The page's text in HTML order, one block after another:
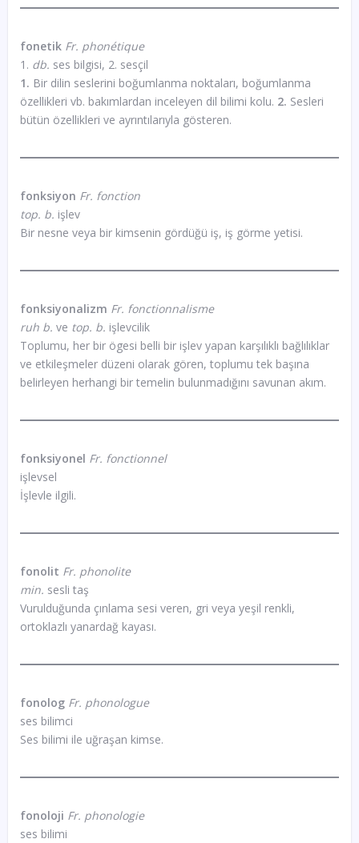
fonetikFr. phonétique
1. db. ses bilgisi, 2. sesçil
1. Bir dilin seslerini boğumlanma noktaları, boğumlanma
özellikleri vb. bakımlardan inceleyen dil bilimi kolu. 2. Sesleri
bütün özellikleri ve ayrıntılarıyla gösteren.
fonksiyon Fr. fonction
top. b. işlev
Bir nesne veya bir kimsenin gördüğü iş, iş görme yetisi.
fonksiyonalizm Fr. fonctionnalisme
ruh b. ve top. b. işlevcilik
Toplumu, her bir ögesi belli bir işlev yapan karşılıklı bağlılıklar
ve etkileşmeler düzeni olarak gören, toplumu tek başına
belirleyen herhangi bir temelin bulunmadığını savunan akım.
fonksiyonel Fr. fonctionnel
işlevsel
İşlevle ilgili.
fonolit Fr. phonolite
min. sesli taş
Vurulduğunda çınlama sesi veren, gri veya yeşil renkli,
ortoklazlı yanardağ kayası.
fonologFr. phonologue
ses bilimci
Ses bilimi ile uğraşan kimse.
fonoloji Fr. phonologie
ses bilimi